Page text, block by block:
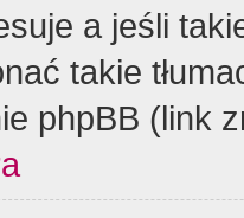
a jeśli
takie
phpBB (link